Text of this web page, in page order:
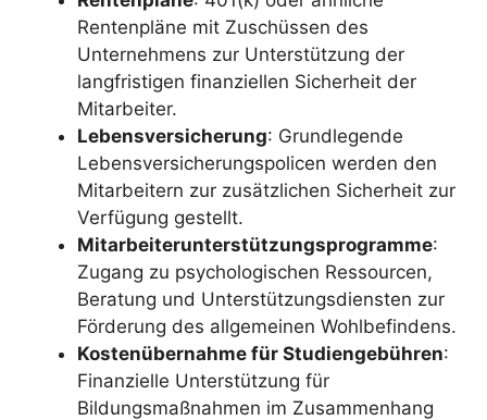
Rentenpläne mit Zuschüssen des
Unternehmens zur Unterstützung der
langfristigen finanziellen Sicherheit der
Mitarbeiter.
Lebensversicherung: Grundlegende
Lebensversicherungspolicen werden den
Mitarbeitern zur zusätzlichen Sicherheit zur
Verfügung gestellt.
Mitarbeiterunterstützungsprogramme:
Zugang zu psychologischen Ressourcen,
Beratung und Unterstützungsdiensten zur
Förderung des allgemeinen Wohlbefindens.
Kostenübernahme für Studiengebühren:
Finanzielle Unterstützung für
Bildungsmaßnahmen im Zusammenhang